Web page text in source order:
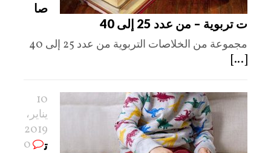
صا
ت تربوية – من عدد 25 إلى 40
مجموعة من الخلاصات التربوية من عدد 25 إلى 40
[...]
10
يناير،
2019
0
ت